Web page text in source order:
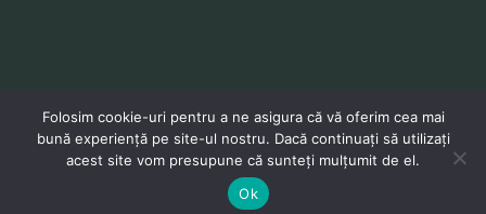
© Toate drepturile rezervate 2023. Realizat de
Folosim cookie-uri pentru a ne asigura că vă oferim cea mai
bună experiență pe site-ul nostru. Dacă continuați să utilizați
acest site vom presupune că sunteți mulțumit de el.
Ok